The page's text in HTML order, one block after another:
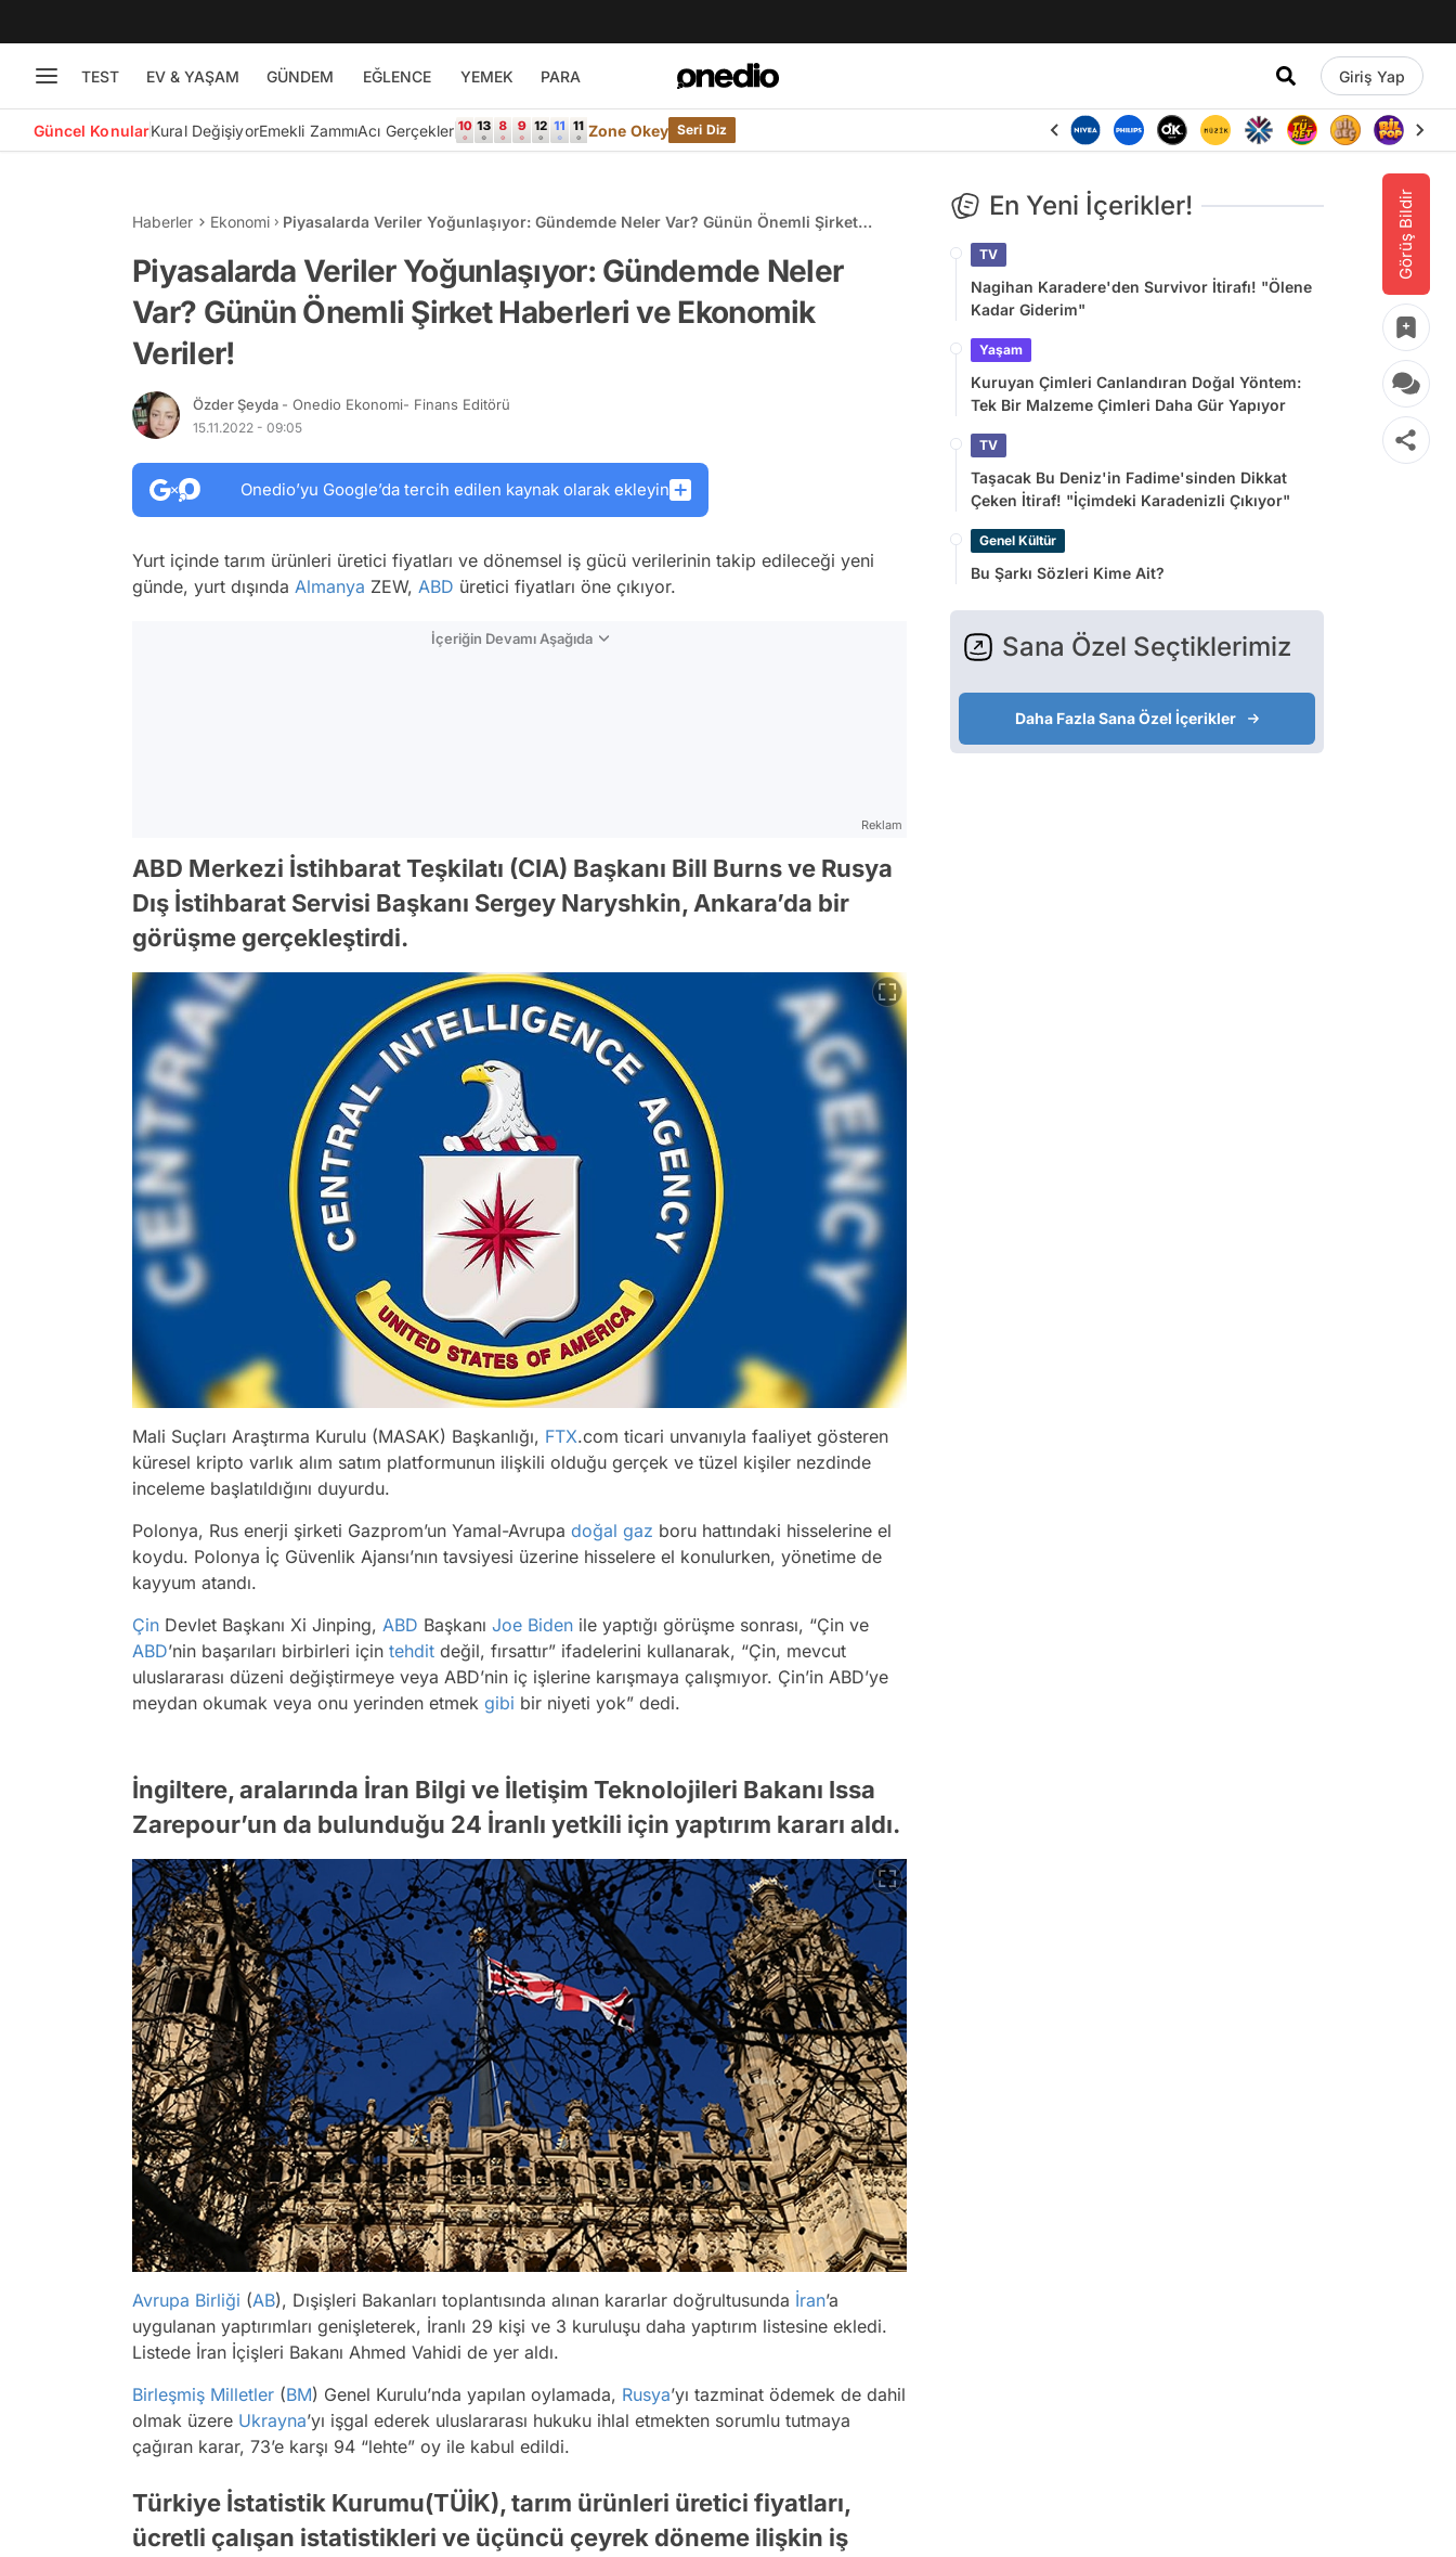
TEST EV & YAŞAM GÜNDEM EĞLENCE YEMEK PARA Giriş Yap
Güncel KonularKural DeğişiyorEmekli ZammıAcı Gerçekler Zone Okey Seri Diz
Görüş Bildir
Haberler Ekonomi
Piyasalarda Veriler Yoğunlaşıyor: Gündemde Neler Var? Günün Önemli Şirket
Piyasalarda Veriler Yoğunlaşıyor: Gündemde Neler
Var? Günün Önemli Şirket Haberleri ve Ekonomik
Veriler!
Özder Şeyda - Onedio Ekonomi- Finans Editörü
15.11.2022 - 09:05
Onedio’yu Google’da tercih edilen kaynak olarak ekleyin
Yurt içinde tarım ürünleri üretici fiyatları ve dönemsel iş gücü verilerinin takip edileceği yeni
günde, yurt dışında Almanya ZEW, ABD üretici fiyatları öne çıkıyor.
İçeriğin Devamı Aşağıda
Reklam
ABD Merkezi İstihbarat Teşkilatı (CIA) Başkanı Bill Burns ve Rusya
Dış İstihbarat Servisi Başkanı Sergey Naryshkin, Ankara’da bir
görüşme gerçekleştirdi.
Mali Suçları Araştırma Kurulu (MASAK) Başkanlığı, FTX.com ticari unvanıyla faaliyet gösteren
küresel kripto varlık alım satım platformunun ilişkili olduğu gerçek ve tüzel kişiler nezdinde
inceleme başlatıldığını duyurdu.
Polonya, Rus enerji şirketi Gazprom’un Yamal-Avrupa doğal gaz boru hattındaki hisselerine el
koydu. Polonya İç Güvenlik Ajansı’nın tavsiyesi üzerine hisselere el konulurken, yönetime de
kayyum atandı.
Çin Devlet Başkanı Xi Jinping, ABD Başkanı Joe Biden ile yaptığı görüşme sonrası, “Çin ve
ABD’nin başarıları birbirleri için tehdit değil, fırsattır” ifadelerini kullanarak, “Çin, mevcut
uluslararası düzeni değiştirmeye veya ABD’nin iç işlerine karışmaya çalışmıyor. Çin’in ABD’ye
meydan okumak veya onu yerinden etmek gibi bir niyeti yok” dedi.
İngiltere, aralarında İran Bilgi ve İletişim Teknolojileri Bakanı Issa
Zarepour’un da bulunduğu 24 İranlı yetkili için yaptırım kararı aldı.
Avrupa Birliği (AB), Dışişleri Bakanları toplantısında alınan kararlar doğrultusunda İran’a
uygulanan yaptırımları genişleterek, İranlı 29 kişi ve 3 kuruluşu daha yaptırım listesine ekledi.
Listede İran İçişleri Bakanı Ahmed Vahidi de yer aldı.
Birleşmiş Milletler (BM) Genel Kurulu’nda yapılan oylamada, Rusya’yı tazminat ödemek de dahil
olmak üzere Ukrayna’yı işgal ederek uluslararası hukuku ihlal etmekten sorumlu tutmaya
çağıran karar, 73’e karşı 94 “lehte” oy ile kabul edildi.
Türkiye İstatistik Kurumu(TÜİK), tarım ürünleri üretici fiyatları,
ücretli çalışan istatistikleri ve üçüncü çeyrek döneme ilişkin iş
En Yeni İçerikler!
TV
Nagihan Karadere'den Survivor İtirafı! "Ölene
Kadar Giderim"
Yaşam
Kuruyan Çimleri Canlandıran Doğal Yöntem:
Tek Bir Malzeme Çimleri Daha Gür Yapıyor
TV
Taşacak Bu Deniz'in Fadime'sinden Dikkat
Çeken İtiraf! "İçimdeki Karadenizli Çıkıyor"
Genel Kültür
Bu Şarkı Sözleri Kime Ait?
Sana Özel Seçtiklerimiz
Daha Fazla Sana Özel İçerikler